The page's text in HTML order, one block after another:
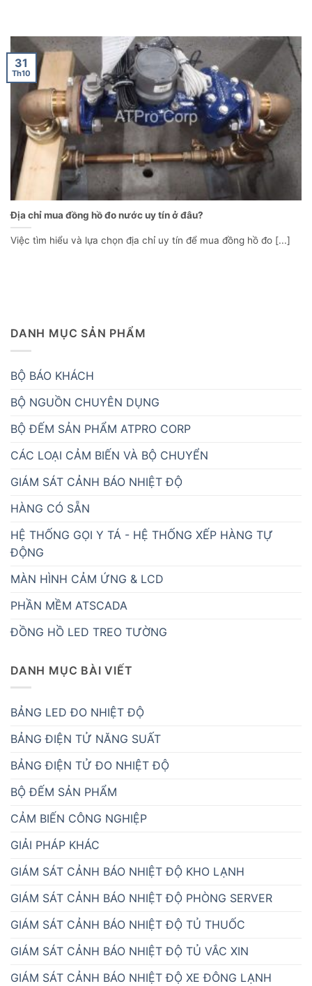
Địa chỉ mua đồng hồ đo nước uy tín ở đâu?
Việc tìm hiểu và lựa chọn địa chỉ uy tín để mua đồng hồ đo [...]
31
Th10
DANH MỤC SẢN PHẨM
BỘ BÁO KHÁCH
BỘ NGUỒN CHUYÊN DỤNG
BỘ ĐẾM SẢN PHẨM ATPRO CORP
CÁC LOẠI CẢM BIẾN VÀ BỘ CHUYỂN
GIÁM SÁT CẢNH BÁO NHIỆT ĐỘ
HÀNG CÓ SẴN
HỆ THỐNG GỌI Y TÁ - HỆ THỐNG XẾP HÀNG TỰ
ĐỘNG
MÀN HÌNH CẢM ỨNG & LCD
PHẦN MỀM ATSCADA
ĐỒNG HỒ LED TREO TƯỜNG
DANH MỤC BÀI VIẾT
BẢNG LED ĐO NHIỆT ĐỘ
BẢNG ĐIỆN TỬ NĂNG SUẤT
BẢNG ĐIỆN TỬ ĐO NHIỆT ĐỘ
BỘ ĐẾM SẢN PHẨM
CẢM BIẾN CÔNG NGHIỆP
GIẢI PHÁP KHÁC
GIÁM SÁT CẢNH BÁO NHIỆT ĐỘ KHO LẠNH
GIÁM SÁT CẢNH BÁO NHIỆT ĐỘ PHÒNG SERVER
GIÁM SÁT CẢNH BÁO NHIỆT ĐỘ TỦ THUỐC
GIÁM SÁT CẢNH BÁO NHIỆT ĐỘ TỦ VẮC XIN
GIÁM SÁT CẢNH BÁO NHIỆT ĐỘ XE ĐÔNG LẠNH